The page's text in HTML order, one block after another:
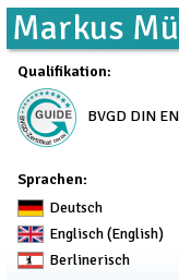
Markus
Qualifikation:
BVGD DIN
Sprachen:
Deutsch
Englisch (English)
Berlinerisch